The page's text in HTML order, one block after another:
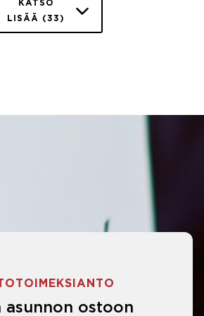
KATSO
LISÄÄ (33)
asunnon ostoon